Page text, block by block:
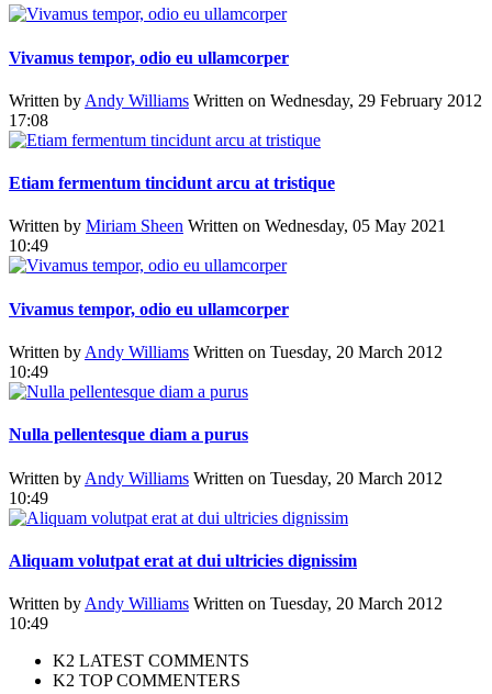
Vivamus tempor, odio eu ullamcorper
Written by Andy Williams Written on Wednesday, 29 February 2012
17:08
Etiam fermentum tincidunt arcu at tristique
Written by Miriam Sheen Written on Wednesday, 05 May 2021
10:49
Vivamus tempor, odio eu ullamcorper
Written by Andy Williams Written on Tuesday, 20 March 2012
10:49
Nulla pellentesque diam a purus
Written by Andy Williams Written on Tuesday, 20 March 2012
10:49
Aliquam volutpat erat at dui ultricies dignissim
Written by Andy Williams Written on Tuesday, 20 March 2012
10:49
K2 LATEST COMMENTS
K2 TOP COMMENTERS